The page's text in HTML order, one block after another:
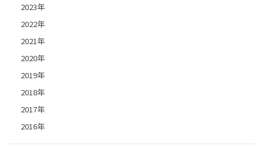
2023年
2022年
2021年
2020年
2019年
2018年
2017年
2016年